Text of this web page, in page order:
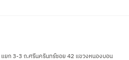
ยก 3-3 ถ.ศรีนครินทร์ซอย 42แขวงหนองบอน